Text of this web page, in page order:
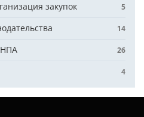
закупок 5
14
НПА 26
4